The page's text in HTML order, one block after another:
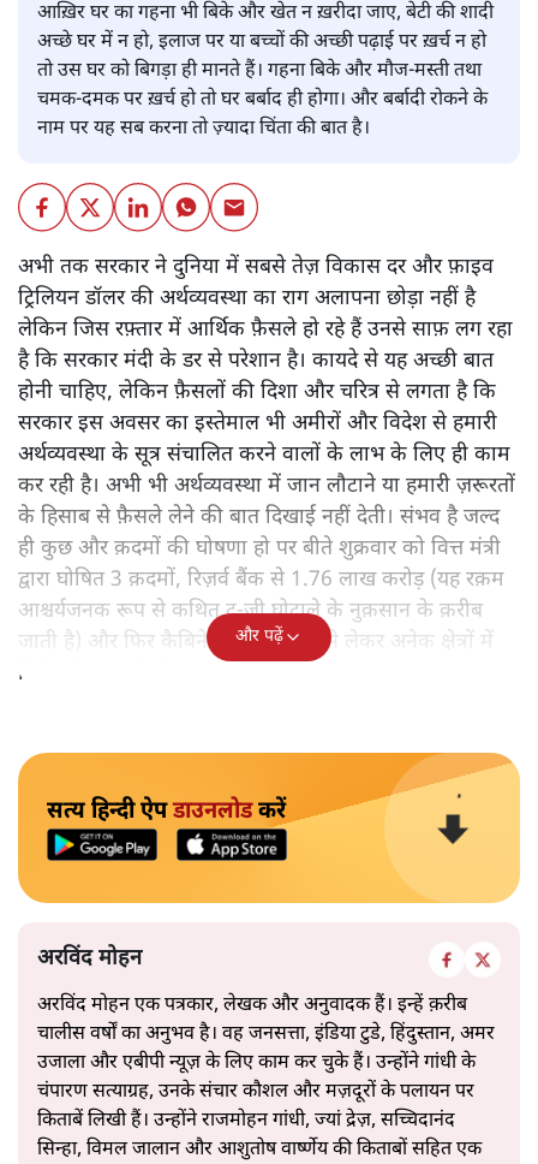
आख़िर घर का गहना भी बिके और खेत न ख़रीदा जाए, बेटी की शादी
अच्छे घर में न हो, इलाज पर या बच्चों की अच्छी पढ़ाई पर ख़र्च न हो
तो उस घर को बिगड़ा ही मानते हैं। गहना बिके और मौज-मस्ती तथा
चमक-दमक पर ख़र्च हो तो घर बर्बाद ही होगा। और बर्बादी रोकने के
नाम पर यह सब करना तो ज़्यादा चिंता की बात है।
अभी तक सरकार ने दुनिया में सबसे तेज़ विकास दर और फ़ाइव
ट्रिलियन डॉलर की अर्थव्यवस्था का राग अलापना छोड़ा नहीं है
लेकिन जिस रफ़्तार में आर्थिक फ़ैसले हो रहे हैं उनसे साफ़ लग रहा
है कि सरकार मंदी के डर से परेशान है। कायदे से यह अच्छी बात
होनी चाहिए, लेकिन फ़ैसलों की दिशा और चरित्र से लगता है कि
सरकार इस अवसर का इस्तेमाल भी अमीरों और विदेश से हमारी
अर्थव्यवस्था के सूत्र संचालित करने वालों के लाभ के लिए ही काम
कर रही है। अभी भी अर्थव्यवस्था में जान लौटाने या हमारी ज़रूरतों
के हिसाब से फ़ैसले लेने की बात दिखाई नहीं देती। संभव है जल्द
ही कुछ और क़दमों की घोषणा हो पर बीते शुक्रवार को वित्त मंत्री
द्वारा घोषित 3 क़दमों, रिज़र्व बैंक से 1.76 लाख करोड़ (यह रक़म
आश्चर्यजनक रूप से कथित टू-जी घोटाले के नुक़सान के क़रीब
जाती है) और फिर कैबिनेट द्वारा कोयला से लेकर अनेक क्षेत्रों में
निवेश के द्वार खोलने तक से संकेत साफ़ हैं।
और पढ़ें
सत्य हिन्दी ऐपडाउनलोडकरें
अरविंद मोहन
अरविंद मोहन एक पत्रकार, लेखक और अनुवादक हैं। इन्हें क़रीब
चालीस वर्षों का अनुभव है। वह जनसत्ता, इंडिया टुडे, हिंदुस्तान, अमर
उजाला और एबीपी न्यूज़ के लिए काम कर चुके हैं। उन्होंने गांधी के
चंपारण सत्याग्रह, उनके संचार कौशल और मज़दूरों के पलायन पर
किताबें लिखी हैं। उन्होंने राजमोहन गांधी, ज्यां द्रेज़, सच्चिदानंद
सिन्हा, विमल जालान और आशुतोष वार्ष्णेय की किताबों सहित एक